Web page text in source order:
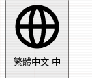
繁體中文 中